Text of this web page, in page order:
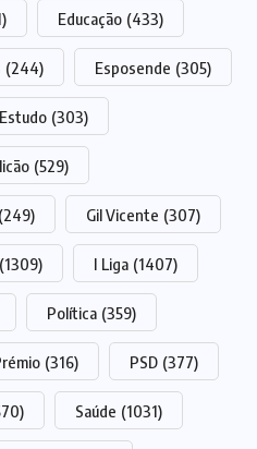
Educação (433)
(244) Esposende (305)
Estudo (303)
(529)
(249) Gil Vicente (307)
(1309) I Liga (1407)
Política (359)
(316) PSD (377)
Saúde (1031)